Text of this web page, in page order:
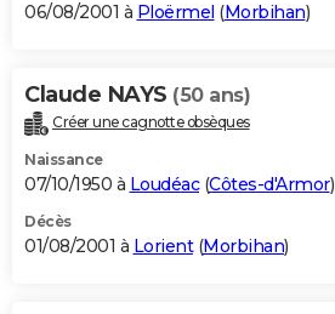
06/08/2001 à Ploërmel (Morbihan)
Claude NAYS (50 ans)
Créer une cagnotte obsèques
Naissance
07/10/1950 à Loudéac(Côtes-d'Armor)
Décès
01/08/2001 à Lorient(Morbihan)